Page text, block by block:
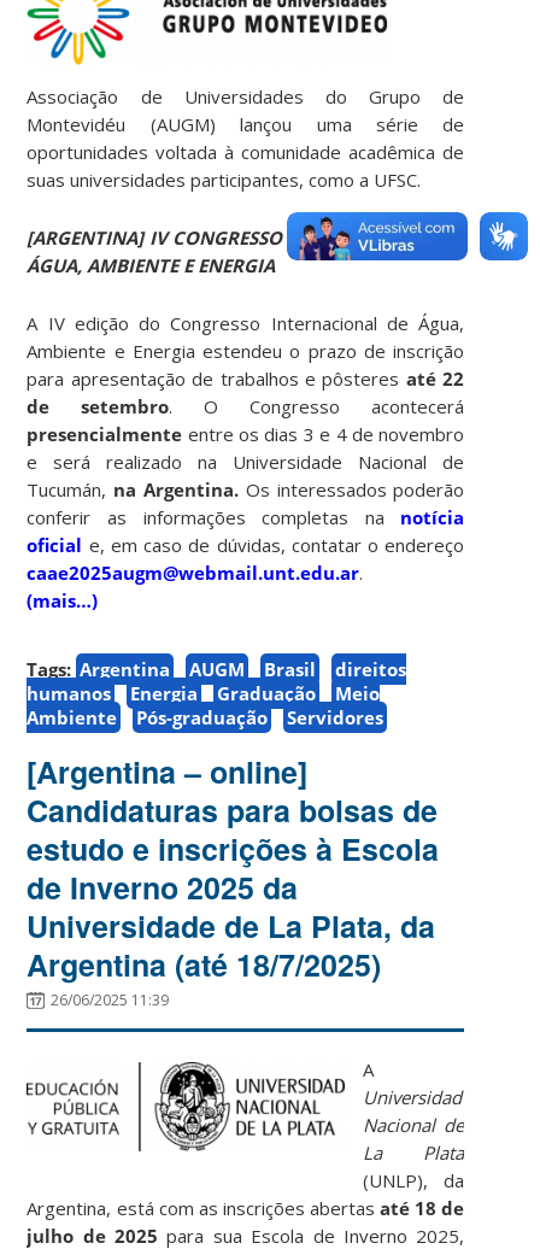
Associação de Universidades do Grupo de
Montevidéu (AUGM) lançou uma série de
oportunidades voltada à comunidade acadêmica de
suas universidades participantes, como a UFSC.
[ARGENTINA] IV CONGRESSO INTERNACIONAL DE
ÁGUA, AMBIENTE E ENERGIA
A IV edição do Congresso Internacional de Água,
Ambiente e Energia estendeu o prazo de inscrição
para apresentação de trabalhos e pôsteres até 22
de setembro. O Congresso acontecerá
presencialmente entre os dias 3 e 4 de novembro
e será realizado na Universidade Nacional de
Tucumán, na Argentina.Os interessados poderão
conferir as informações completas na notícia
oficial e, em caso de dúvidas, contatar o endereço
caae2025augm@webmail.unt.edu.ar.
(mais…)
Tags: Argentina AUGM Brasil
direitos
humanos
Energia Graduação
Meio
Ambiente
Pós-graduação Servidores
[Argentina – online]
Candidaturas para bolsas de
estudo e inscrições à Escola
de Inverno 2025 da
Universidade de La Plata, da
Argentina (até 18/7/2025)
26/06/2025 11:39
A
Universidad
Nacional de
La Plata
(UNLP), da
Argentina, está com as inscrições abertasaté 18 de
julho de 2025 para sua Escola de Inverno 2025,